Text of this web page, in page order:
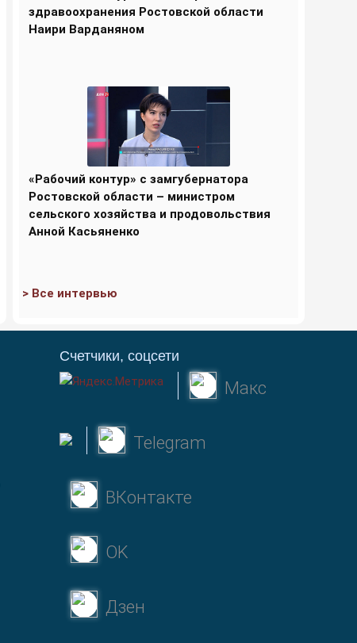
здравоохранения Ростовской области
Наири Варданяном
«Рабочий контур» с замгубернатора
Ростовской области – министром
сельского хозяйства и продовольствия
Анной Касьяненко
> Все интервью
Счетчики, соцсети
Макс
Telegram
ВКонтакте
OK
Дзен